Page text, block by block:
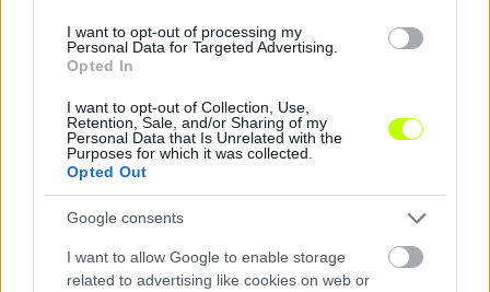
I want to opt-out of processing my
Personal Data for Targeted Advertising.
Opted In
I want to opt-out of Collection, Use,
Retention, Sale, and/or Sharing of my
Personal Data that Is Unrelated with the
Purposes for which it was collected.
Opted Out
Google consents
I want to allow Google to enable storage
related to advertising like cookies on web or
KAPCSOLÓDÓ HÍREK